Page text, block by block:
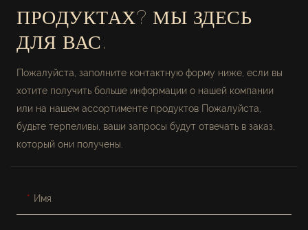
ПРОДУКТАХ? МЫ ЗДЕСЬ
ДЛЯ ВАС.
Пожалуйста, заполните контактную форму ниже, если вы
хотите получить больше информации о нашей компании
или на нашем ассортименте продуктов Пожалуйста,
будьте терпеливы, ваши запросы будут отвечать в заказ,
который они получены.
Имя